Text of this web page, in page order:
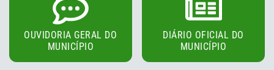
OUVIDORIA GERAL DO
MUNICÍPIO
DIÁRIO OFICIAL DO
MUNICÍPIO